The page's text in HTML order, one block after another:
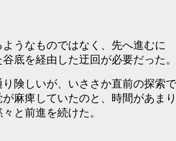
うなものではなく、先へ進むに
底を経由した迂回が必要だった
り険しいが、いささか直前の探索
が麻痺していたのと、時間があま
と前進を続けた。